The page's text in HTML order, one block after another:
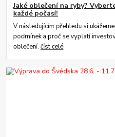
Jaké oblečení na ryby?
každé počasí!
V následujícím přehledu si
podmínek a proč se vyplatí
oblečení.číst celé